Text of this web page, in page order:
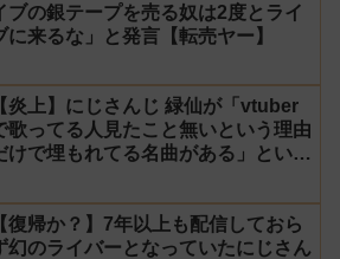
ブの銀テープを売る奴は2度とライ
に来るな」と発言【転売ヤー】
【炎上】にじさんじ 緑仙が「vtuber
歌ってる人見たこと無いという理由
けで埋もれてる名曲がある」という
【復帰か？】7年以上も配信しておら
幻のライバーとなっていたにじさん